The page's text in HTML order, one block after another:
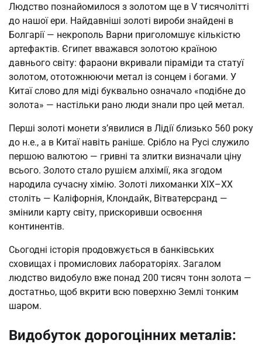
Людство познайомилося з золотом ще в V тисячолітті
до нашої ери. Найдавніші золоті вироби знайдені в
Болгарії — некрополь Варни приголомшує кількістю
артефактів. Єгипет вважався золотою країною
давнього світу: фараони вкривали піраміди та статуї
золотом, ототожнюючи метал із сонцем і богами. У
Китаї слово для міді буквально означало «подібне до
золота» — настільки рано люди знали про цей метал.
Перші золоті монети з’явилися в Лідії близько 560 року
до н.е., а в Китаї навіть раніше. Срібло на Русі служило
першою валютою — гривні та злитки визначали ціну
всього. Золото стало рушієм алхімії, яка згодом
народила сучасну хімію. Золоті лихоманки XIX–XX
століть — Каліфорнія, Клондайк, Вітватерсранд —
змінили карту світу, прискоривши освоєння
континентів.
Сьогодні історія продовжується в банківських
сховищах і промислових лабораторіях. Загалом
людство видобуло вже понад 200 тисяч тонн золота —
достатньо, щоб вкрити всю поверхню Землі тонким
шаром.
Видобуток дорогоцінних металів: